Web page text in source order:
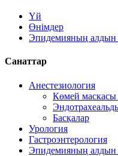
Үй
Өнімдер
Эпидемияның алдын
Санаттар
Анестезиология
Көмей
Басқалар
Урология
Гастроэнтерология
Эпидемияның алдын